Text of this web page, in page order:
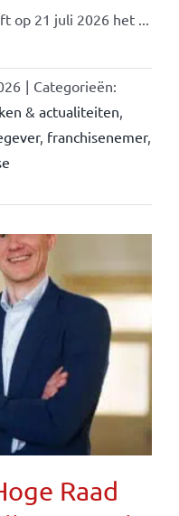
op 21 juli 2026 het ...
| Categorieën:
& actualiteiten,
, franchisenemer,
Raad